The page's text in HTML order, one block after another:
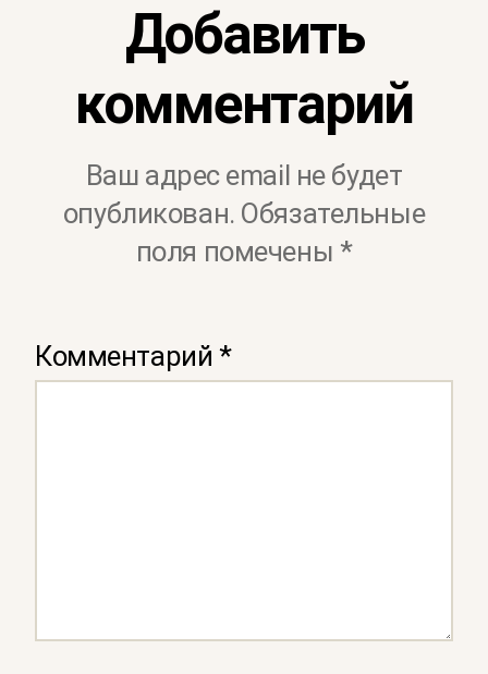
Добавить
комментарий
Ваш адрес email не будет
опубликован. Обязательные
поля помечены *
Комментарий *